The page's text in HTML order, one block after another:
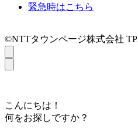
緊急時はこちら
©NTTタウンページ株式会社
こんにちは！
何をお探しですか？